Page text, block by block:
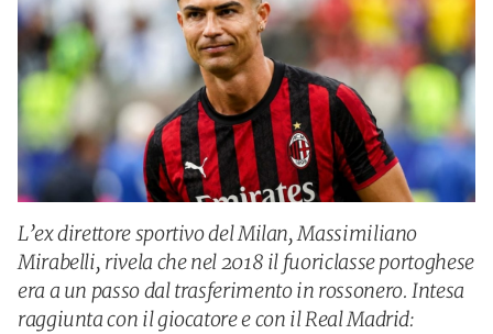
L’ex direttore sportivo del Milan, Massimiliano
Mirabelli, rivela che nel 2018 il fuoriclasse portoghese
era a un passo dal trasferimento in rossonero. Intesa
raggiunta con il giocatore e con il Real Madrid: